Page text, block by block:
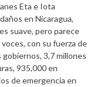
Eta e Iota
en Nicaragua,
suave, pero parece
con su fuerza de
3,7 millones
935,000 en
de emergencia en